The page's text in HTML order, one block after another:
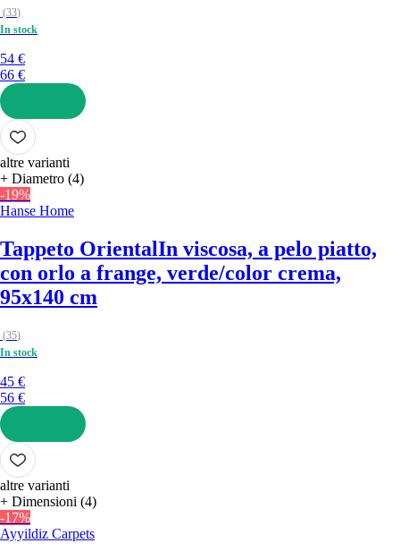
(33)
In stock
54 €
66 €
AGGIUNGI
altre varianti
+ Diametro (4)
-19%
Hanse Home
Tappeto OrientalIn viscosa, a pelo piatto,
con orlo a frange, verde/color crema,
95x140 cm
(35)
In stock
45 €
56 €
AGGIUNGI
altre varianti
+ Dimensioni (4)
-17%
Ayyildiz Carpets